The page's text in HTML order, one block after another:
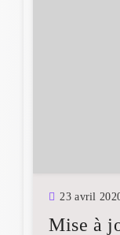
23 avril
Mise à